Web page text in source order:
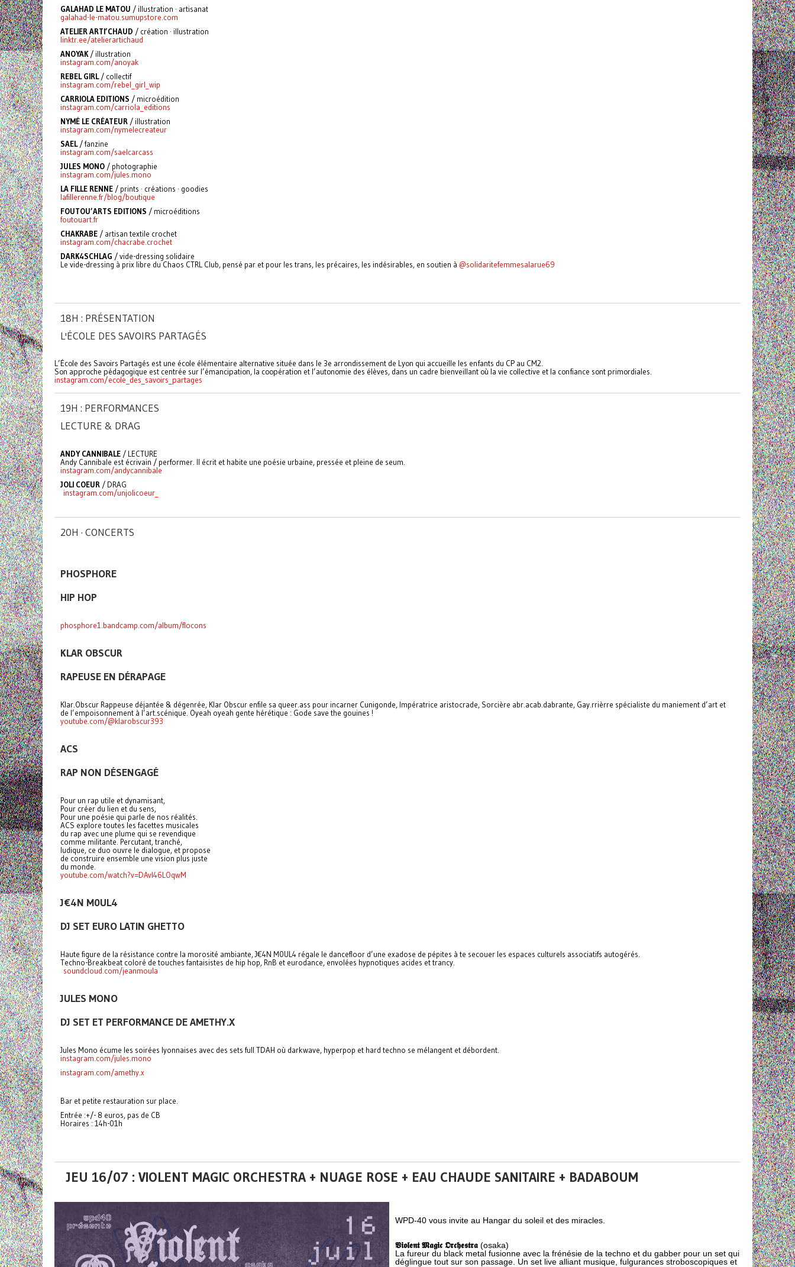
GALAHAD LE MATOU / illustration · artisanat
galahad-le-matou.sumupstore.com
ATELIER ARTI’CHAUD / création · illustration
linktr.ee/atelierartichaud
ANOYAK/ illustration
instagram.com/anoyak
REBEL GIRL/ collectif
instagram.com/rebel_girl_wip
CARRIOLA EDITIONS / microédition
instagram.com/carriola_editions
NYMÉ LE CRÉATEUR / illustration
instagram.com/nymelecreateur
SAEL/ fanzine
instagram.com/saelcarcass
JULES MONO / photographie
instagram.com/jules.mono
LA FILLE RENNE / prints · créations · goodies
lafillerenne.fr/blog/boutique
FOUTOU’ARTS EDITIONS / microéditions
foutouart.fr
CHAKRABE / artisan textile crochet
instagram.com/chacrabe.crochet
DARK4SCHLAG / vide-dressing solidaire
Le vide-dressing à prix libre du Chaos CTRL Club, pensé par et pour les trans, les précaires, les indésirables, en soutien à @solidaritefemmesalarue69
18H : PRÉSENTATION
L'ÉCOLE DES SAVOIRS PARTAGÉS
L’École des Savoirs Partagés est une école élémentaire alternative située dans le 3e arrondissement de Lyon qui accueille les enfants du CP au CM2.
Son approche pédagogique est centrée sur l’émancipation, la coopération et l’autonomie des élèves, dans un cadre bienveillant où la vie collective et la confiance sont primordiales.
instagram.com/ecole_des_savoirs_partages
19H : PERFORMANCES
LECTURE & DRAG
ANDY CANNIBALE / LECTURE
Andy Cannibale est écrivain / performer. Il écrit et habite une poésie urbaine, pressée et pleine de seum.
instagram.com/andycannibale
JOLI COEUR / DRAG
instagram.com/unjolicoeur_
20H · CONCERTS
PHOSPHORE
HIP HOP
phosphore1.bandcamp.com/album/flocons
KLAR OBSCUR
RAPEUSE EN DÉRAPAGE
Klar.Obscur Rappeuse déjantée & dégenrée, Klar Obscur enfile sa queer.ass pour incarner Cunigonde, Impératrice aristocrade, Sorcière abr.acab.dabrante, Gay.rrièrre spécialiste du maniement d’art et
de l’empoisonnement à l’art.scénique. Oyeah oyeah gente hérétique : Gode save the gouines !
youtube.com/@klarobscur393
ACS
RAP NON DÉSENGAGÉ
Pour un rap utile et dynamisant,
Pour créer du lien et du sens,
Pour une poésie qui parle de nos réalités.
ACS explore toutes les facettes musicales
du rap avec une plume qui se revendique
comme militante. Percutant, tranché,
ludique, ce duo ouvre le dialogue, et propose
de construire ensemble une vision plus juste
du monde.
youtube.com/watch?v=DAvI46LOqwM
J€4N M0UL4
DJ SET EURO LATIN GHETTO
Haute figure de la résistance contre la morosité ambiante, J€4N M0UL4 régale le dancefloor d’une exadose de pépites à te secouer les espaces culturels associatifs autogérés.
Techno-Breakbeat coloré de touches fantaisistes de hip hop, RnB et eurodance, envolées hypnotiques acides et trancy.
soundcloud.com/jeanmoula
JULES MONO
DJ SET ET PERFORMANCE DE AMETHY.X
Jules Mono écume les soirées lyonnaises avec des sets full TDAH où darkwave, hyperpop et hard techno se mélangent et débordent.
instagram.com/jules.mono
instagram.com/amethy.x
Bar et petite restauration sur place.
Entrée :+/- 8 euros, pas de CB
Horaires : 14h-01h
JEU 16/07 : VIOLENT MAGIC ORCHESTRA + NUAGE ROSE + EAU CHAUDE SANITAIRE + BADABOUM
WPD-40 vous invite au Hangar du soleil et des miracles.
𝖁𝖎𝖔𝖑𝖊𝖓𝖙 𝕸𝖆𝖌𝖎𝖈 𝕺𝖗𝖈𝖍𝖊𝖘𝖙𝖗𝖆 (osaka)
La fureur du black metal fusionne avec la frénésie de la techno et du gabber pour un set qui
déglingue tout sur son passage. Un set live alliant musique, fulgurances stroboscopiques et